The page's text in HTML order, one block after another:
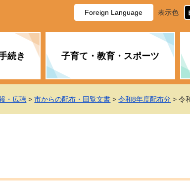
Foreign Language 表示色
休日・夜間の急病 防災
続き
税金 水道・
子育て・教育・スポーツ
教育 生涯学習
国民健康保険 計画
新型コ
ついて
企業誘致に関すること 商工業
市長の部屋 市役所
情報公
・広聴 >市からの配布・回覧文書 >令和8年度配布分 > 令